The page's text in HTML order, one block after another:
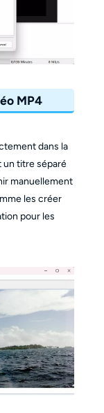
MP4
dans la
titre séparé
manuellement
les créer
pour les